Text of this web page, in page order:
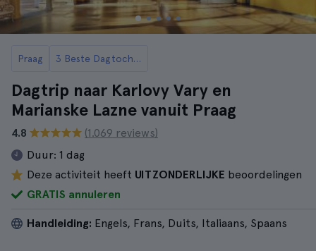
Praag 3 Beste Dagtochten naar Karlovy Vary vanuit Praag
Dagtrip naar Karlovy Vary en
Marianske Lazne vanuit Praag
4.8
(1.069 reviews)
Duur: 1 dag
Deze activiteit heeft UITZONDERLIJKE beoordelingen
GRATIS annuleren
Handleiding: Engels, Frans, Duits, Italiaans, Spaans